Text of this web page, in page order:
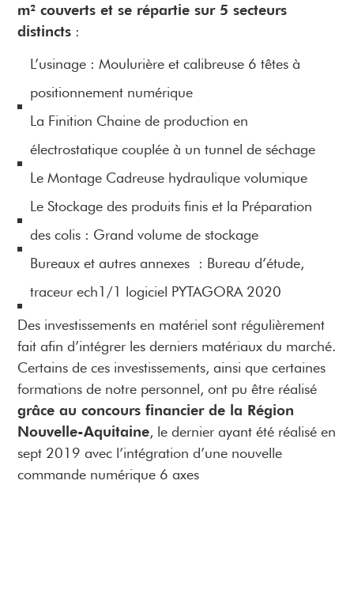
m² couverts et se répartie sur 5 secteurs
distincts :
L’usinage : Moulurière et calibreuse 6 têtes à
positionnement numérique
La Finition Chaine de production en
électrostatique couplée à un tunnel de séchage
Le Montage Cadreuse hydraulique volumique
Le Stockage des produits finis et la Préparation
des colis : Grand volume de stockage
Bureaux et autres annexes : Bureau d’étude,
traceur ech1/1 logiciel PYTAGORA 2020
Des investissements en matériel sont régulièrement
fait afin d’intégrer les derniers matériaux du marché.
Certains de ces investissements, ainsi que certaines
formations de notre personnel, ont pu être réalisé
grâce au concours financier de la Région
Nouvelle-Aquitaine, le dernier ayant été réalisé en
sept 2019 avec l’intégration d’une nouvelle
commande numérique 6 axes